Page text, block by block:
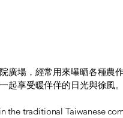
廣場，經常用來曝晒各種農
起享受暖佯佯的日光與徐風。
the traditional Taiwanese